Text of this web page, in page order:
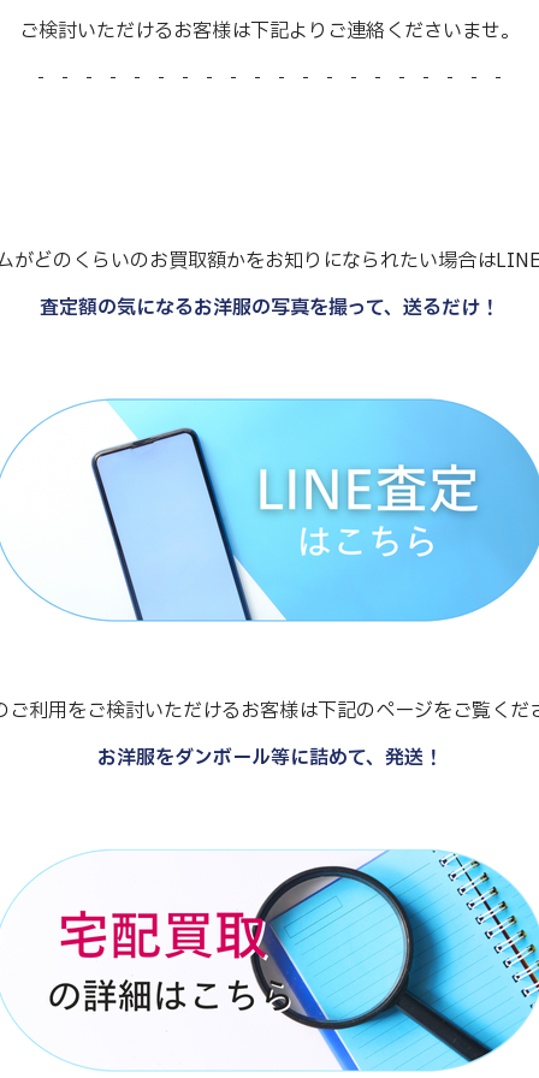
ご検討いただけるお客様は下記よりご連絡くださいませ。
- - - - - - - - - - - - - - - - - - - -
がどのくらいのお買取額かをお知りになられたい場合はLINE
査定額の気になるお洋服の写真を撮って、送るだけ！
ご利用をご検討いただけるお客様は下記のページをご覧くだ
お洋服をダンボール等に詰めて、発送！